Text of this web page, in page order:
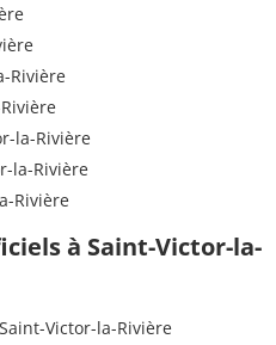
Rivière
la-Rivière
la-Rivière
Rivière
à Saint-Victor-la-
Victor-la-Rivière